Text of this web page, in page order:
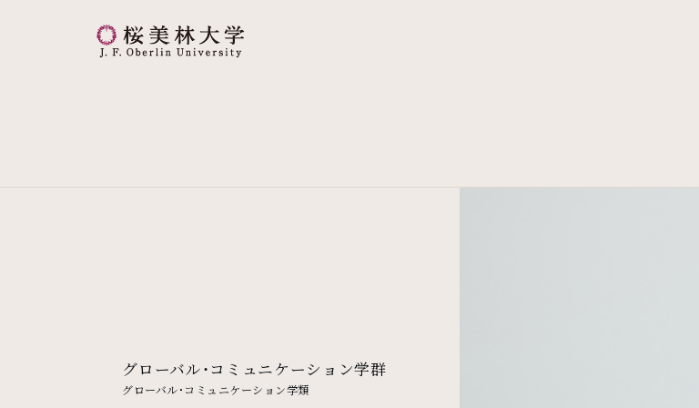
桜美林大学 トップページ
グローバル・コミュニケーション学群
グローバル・コミュニケーション学類